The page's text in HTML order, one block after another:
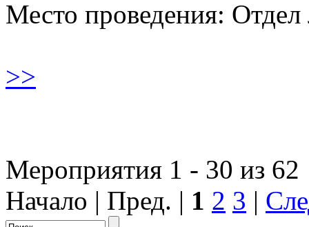
Место проведения: Отдел
>>
Мероприятия 1 - 30 из 62
Начало | Пред. | 1 2 3 |